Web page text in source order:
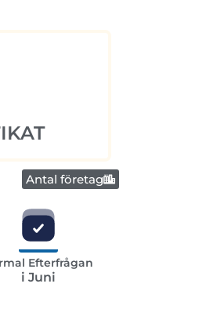
Antal företag
Efterfrågan
i Juni